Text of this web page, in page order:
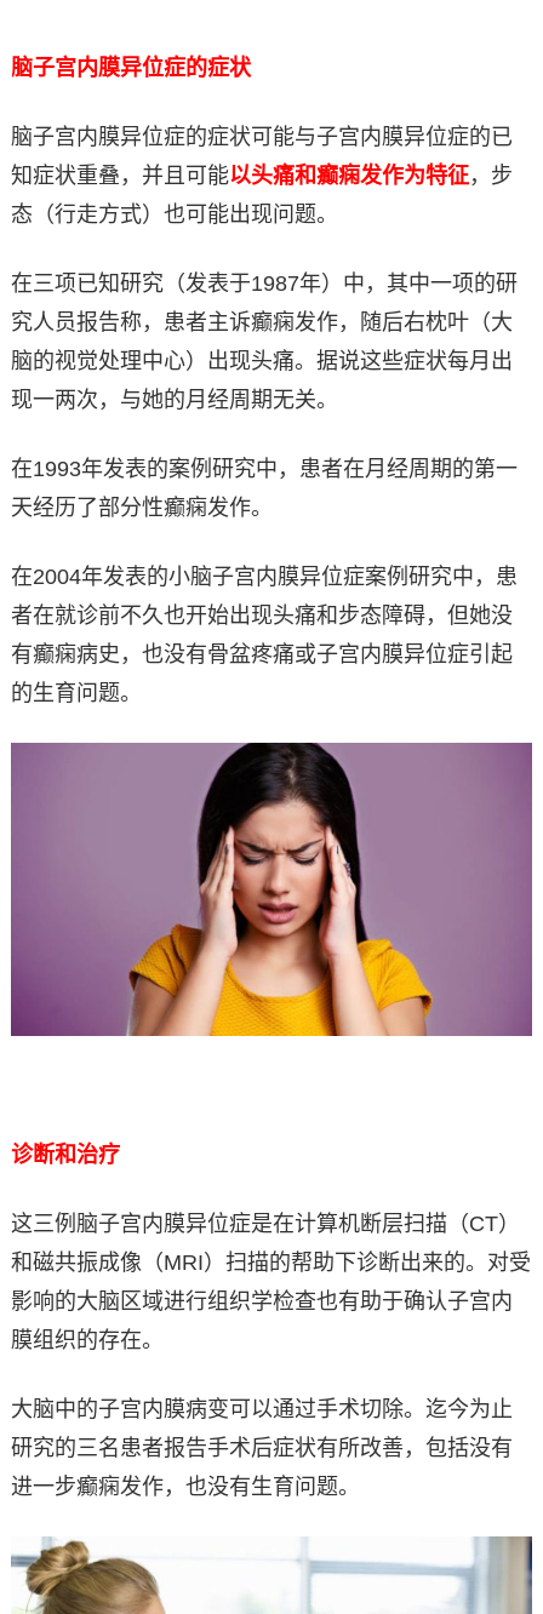
脑子宫内膜异位症的症状
脑子宫内膜异位症的症状可能与子宫内膜异位症的已
知症状重叠，并且可能以头痛和癫痫发作为特征，步
态（行走方式）也可能出现问题。
在三项已知研究（发表于1987年）中，其中一项的研
究人员报告称，患者主诉癫痫发作，随后右枕叶（大
脑的视觉处理中心）出现头痛。据说这些症状每月出
现一两次，与她的月经周期无关。
在1993年发表的案例研究中，患者在月经周期的第一
天经历了部分性癫痫发作。
在2004年发表的小脑子宫内膜异位症案例研究中，患
者在就诊前不久也开始出现头痛和步态障碍，但她没
有癫痫病史，也没有骨盆疼痛或子宫内膜异位症引起
的生育问题。
诊断和治疗
这三例脑子宫内膜异位症是在计算机断层扫描（CT）
和磁共振成像（MRI）扫描的帮助下诊断出来的。对受
影响的大脑区域进行组织学检查也有助于确认子宫内
膜组织的存在。
大脑中的子宫内膜病变可以通过手术切除。迄今为止
研究的三名患者报告手术后症状有所改善，包括没有
进一步癫痫发作，也没有生育问题。